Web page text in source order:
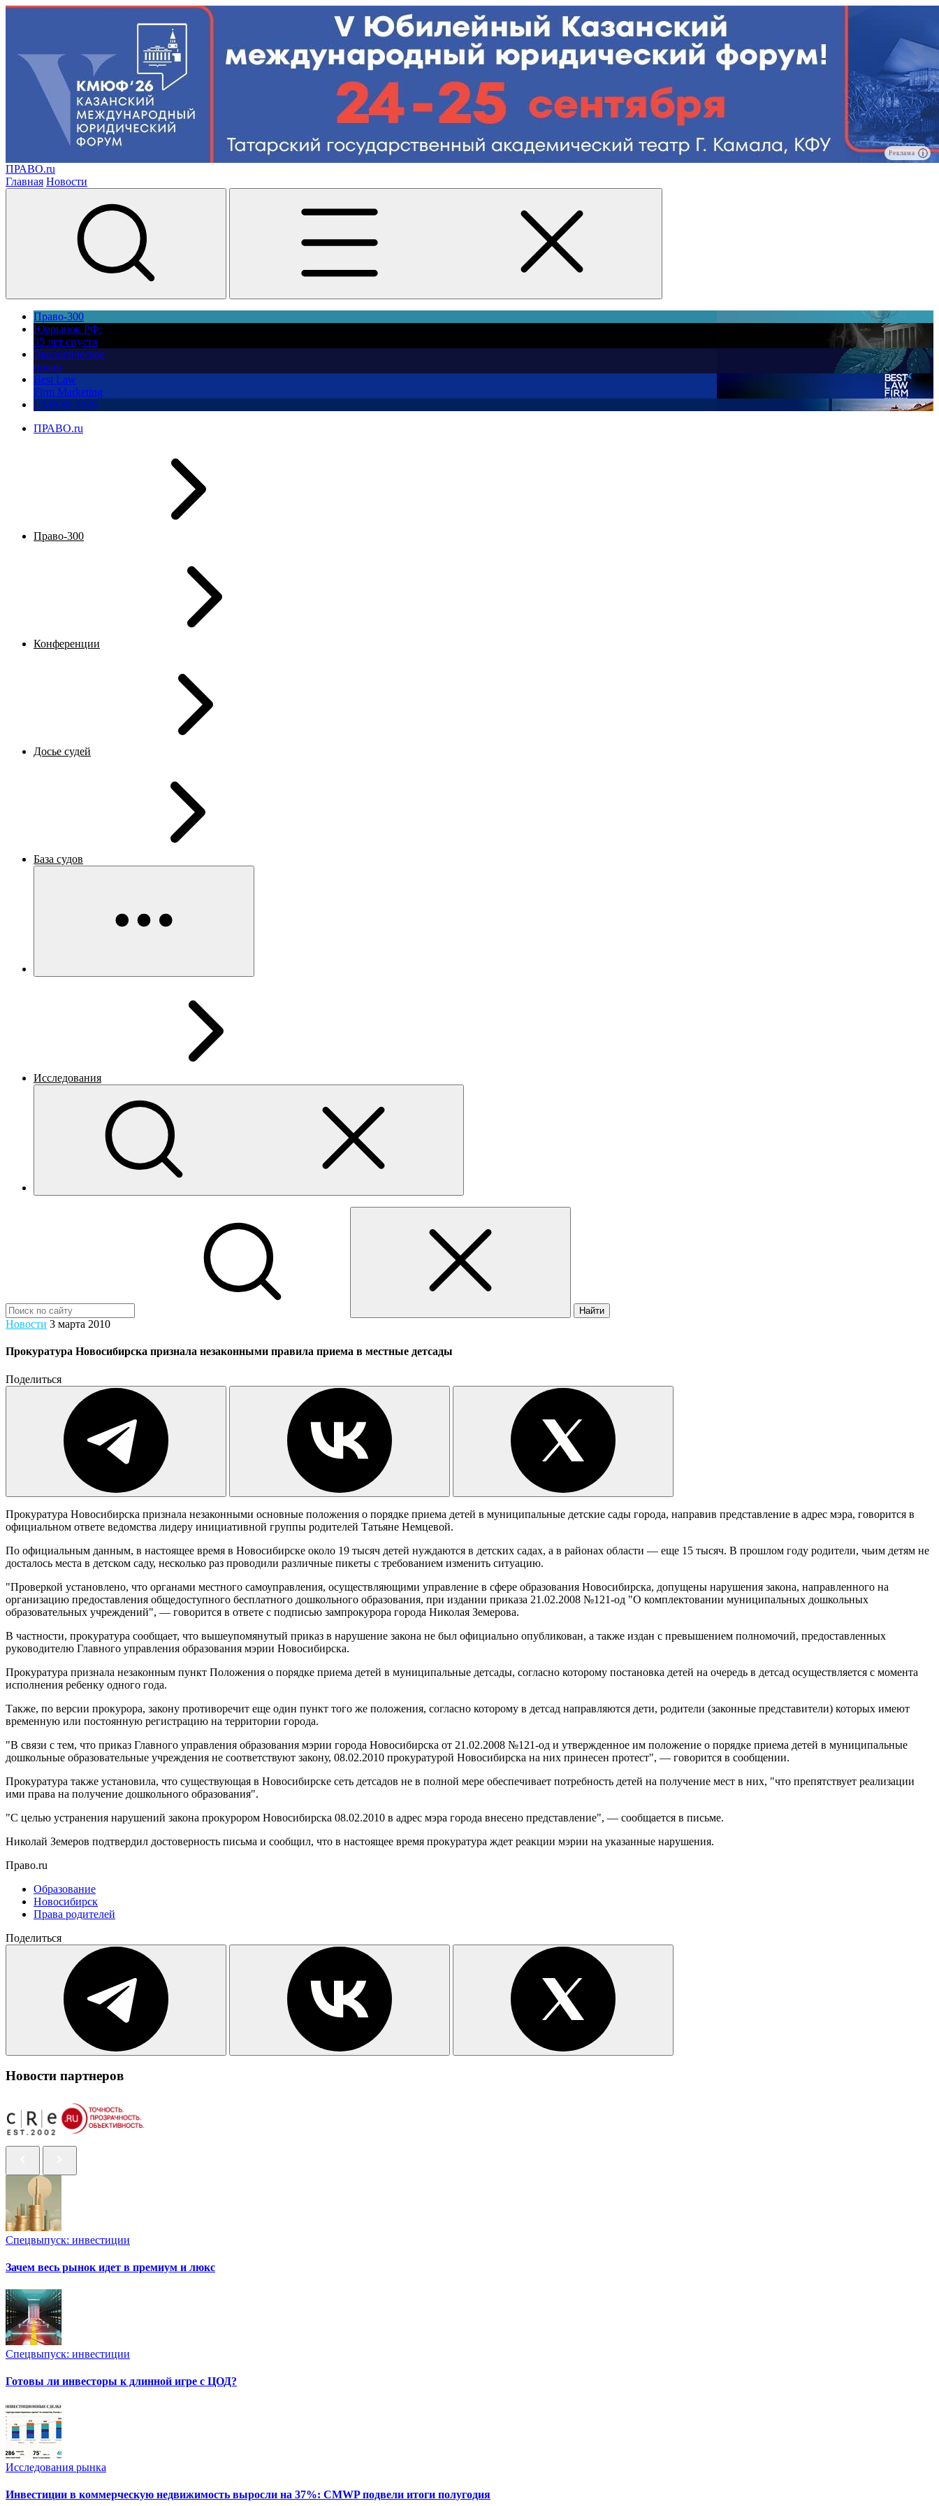
Реклама
ПРАВО.ru
Главная Новости
Право-300
Юррынок РФ:
35 лет спустя
Экологическое
право
Best Law
Firm Marketing
ПМЮФ 2026
ПРАВО.ru
Право-300
Конференции
Досье судей
База судов
Исследования
Найти
Новости 3 марта 2010
Прокуратура Новосибирска признала незаконными правила приема в местные детсады
Поделиться
Прокуратура Новосибирска признала незаконными основные положения о порядке приема детей в муниципальные детские сады города, направив представление в адрес мэра, говорится в
официальном ответе ведомства лидеру инициативной группы родителей Татьяне Немцевой.
По официальным данным, в настоящее время в Новосибирске около 19 тысяч детей нуждаются в детских садах, а в районах области — еще 15 тысяч. В прошлом году родители, чьим детям не
досталось места в детском саду, несколько раз проводили различные пикеты с требованием изменить ситуацию.
"Проверкой установлено, что органами местного самоуправления, осуществляющими управление в сфере образования Новосибирска, допущены нарушения закона, направленного на
организацию предоставления общедоступного бесплатного дошкольного образования, при издании приказа 21.02.2008 №121-од "О комплектовании муниципальных дошкольных
образовательных учреждений", — говорится в ответе с подписью зампрокурора города Николая Земерова.
В частности, прокуратура сообщает, что вышеупомянутый приказ в нарушение закона не был официально опубликован, а также издан с превышением полномочий, предоставленных
руководителю Главного управления образования мэрии Новосибирска.
Прокуратура признала незаконным пункт Положения о порядке приема детей в муниципальные детсады, согласно которому постановка детей на очередь в детсад осуществляется с момента
исполнения ребенку одного года.
Также, по версии прокурора, закону противоречит еще один пункт того же положения, согласно которому в детсад направляются дети, родители (законные представители) которых имеют
временную или постоянную регистрацию на территории города.
"В связи с тем, что приказ Главного управления образования мэрии города Новосибирска от 21.02.2008 №121-од и утвержденное им положение о порядке приема детей в муниципальные
дошкольные образовательные учреждения не соответствуют закону, 08.02.2010 прокуратурой Новосибирска на них принесен протест", — говорится в сообщении.
Прокуратура также установила, что существующая в Новосибирске сеть детсадов не в полной мере обеспечивает потребность детей на получение мест в них, "что препятствует реализации
ими права на получение дошкольного образования".
"С целью устранения нарушений закона прокурором Новосибирска 08.02.2010 в адрес мэра города внесено представление", — сообщается в письме.
Николай Земеров подтвердил достоверность письма и сообщил, что в настоящее время прокуратура ждет реакции мэрии на указанные нарушения.
Право.ru
Образование
Новосибирск
Права родителей
Поделиться
Новости партнеров
Спецвыпуск: инвестиции
Зачем весь рынок идет в премиум и люкс
Спецвыпуск: инвестиции
Готовы ли инвесторы к длинной игре с ЦОД?
Исследования рынка
Инвестиции в коммерческую недвижимость выросли на 37%: CMWP подвели итоги полугодия